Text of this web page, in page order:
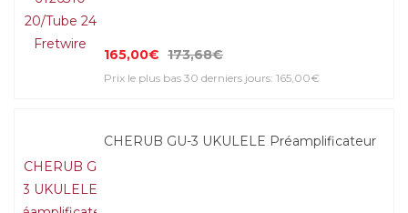
165,00€ 173,68€
Prix le plus bas 30 derniers jours: 165,00€
CHERUB GU-3 UKULELE Préamplificateur